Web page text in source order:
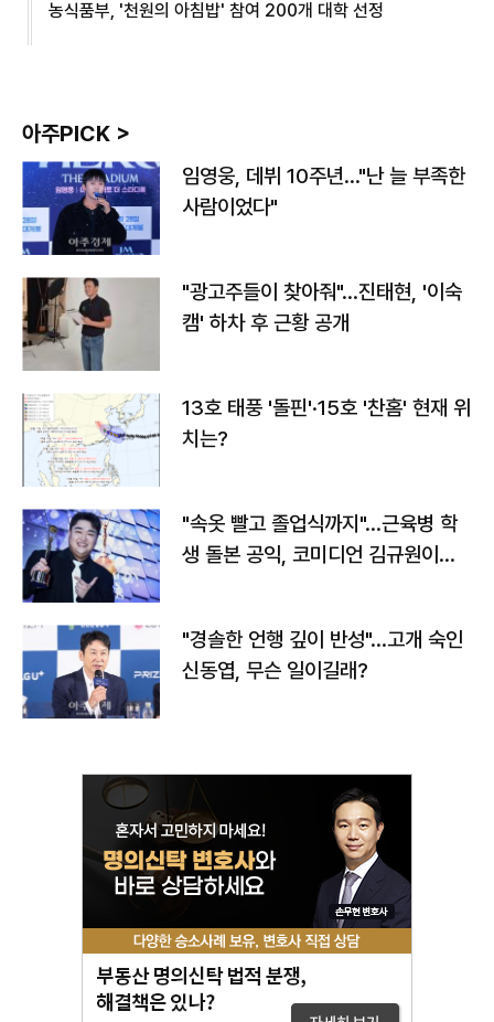
농식품부, '천원의 아침밥' 참여 200개 대학 선정
아주PICK >
임영웅, 데뷔 10주년…"난 늘 부족한
사람이었다"
"광고주들이 찾아줘"…진태현, '이숙
캠' 하차 후 근황 공개
13호 태풍 '돌핀'·15호 '찬홈' 현재 위
치는?
"속옷 빨고 졸업식까지"…근육병 학
생 돌본 공익, 코미디언 김규원이었
"경솔한 언행 깊이 반성"…고개 숙인
신동엽, 무슨 일이길래?